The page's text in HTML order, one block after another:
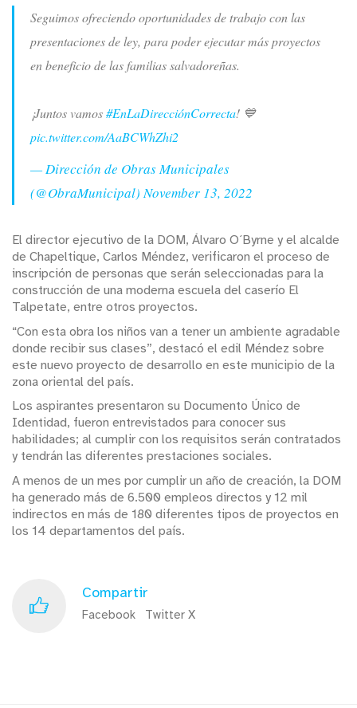
Seguimos ofreciendo oportunidades de trabajo con las
presentaciones de ley, para poder ejecutar más proyectos
en beneficio de las familias salvadoreñas.
¡Juntos vamos#EnLaDirecciónCorrecta! 💙
pic.twitter.com/AaBCWhZhi2
— Dirección de Obras Municipales
(@ObraMunicipal)November 13, 2022
El director ejecutivo de la DOM, Álvaro O´Byrne y el alcalde
de Chapeltique, Carlos Méndez, verificaron el proceso de
inscripción de personas que serán seleccionadas para la
construcción de una moderna escuela del caserío El
Talpetate, entre otros proyectos.
“Con esta obra los niños van a tener un ambiente agradable
donde recibir sus clases”, destacó el edil Méndez sobre
este nuevo proyecto de desarrollo en este municipio de la
zona oriental del país.
Los aspirantes presentaron su Documento Único de
Identidad, fueron entrevistados para conocer sus
habilidades; al cumplir con los requisitos serán contratados
y tendrán las diferentes prestaciones sociales.
A menos de un mes por cumplir un año de creación, la DOM
ha generado más de 6.500 empleos directos y 12 mil
indirectos en más de 180 diferentes tipos de proyectos en
los 14 departamentos del país.
Compartir
Facebook Twitter X